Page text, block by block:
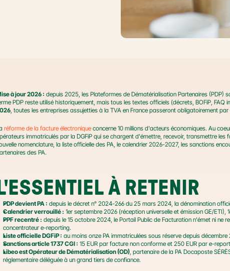
à jour 2026 : depuis 2025, les Plateformes de Dématérialisation Partenaires (PDP)
PDP reste utilisé historiquement, mais tous les textes officiels (décrets, BOFiP,
, toutes les entreprises assujetties à la TVA en France passeront obligatoirement
réforme de la facture électronique concerne 10 millions d'acteurs économiques. Au
immatriculés par la DGFiP qui se chargent d'émettre, recevoir, transmettre
nomenclature, la liste officielle des PA, le calendrier 2026-2027, les sanctions
des PA.
L'ESSENTIEL À RETENIR
PDP devient PA : depuis le décret n° 2024-266 du 25 mars 2024, la dénomination
Calendrier verrouillé : 1er septembre 2026 (réception universelle et émission GE/
PPF recentré : depuis le 15 octobre 2024, le Portail Public de Facturation n'émet ni ne
concentrateur e-reporting.
Liste officielle DGFiP : au moins onze PA immatriculées sous réserve depuis
Sanctions article 1737 CGI : 15 EUR par facture non conforme et 250 EUR par e-
Libeo est Opérateur de Dématérialisation (OD), partenaire de la PA Docaposte
réglementaire déléguée à un grand tiers de confiance.